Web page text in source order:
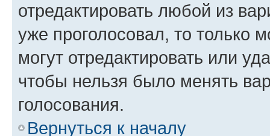
отредактировать любой из
уже проголосовал, то только
могут отредактировать или
чтобы нельзя было менять
голосования.
Вернуться к началу